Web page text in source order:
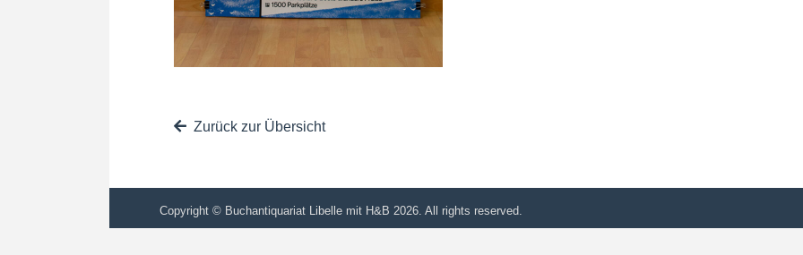
Zurück zur Übersicht
Copyright © Buchantiquariat Libelle mit H&B 2026. All rights reserved.